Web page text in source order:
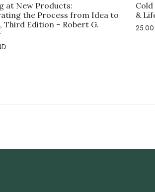
at New Products:
the Process from Idea to
Third Edition – Robert G.
&
25.00